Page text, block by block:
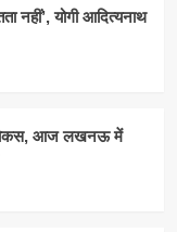
नहीं’, योगी आदित्यनाथ
फोकस, आज लखनऊ में